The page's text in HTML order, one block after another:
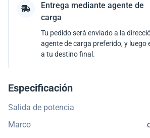
Entrega mediante agente de
carga
Tu pedido será enviado a la
agente de carga preferido, y luego
a tu destino final.
Especificación
Salida de potencia
Marco